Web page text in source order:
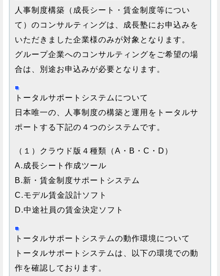
人事制度構築（成長シート・賃金制度等につい
て）のコンサルティングは、成長塾にお申込みを
いただきました企業様のみが対象となります。
グループ企業へのコンサルティングをご希望の場
合は、別途お申込みが必要となります。
トータルサポートシステムについて
日本唯一の、人事制度の構築と運用をトータルサ
ポートする下記の４つのシステムです。
（１）クラウド版４種類（A・B・C・D）
A.成長シート作成ツール
B.新・賃金制度サポートシステム
C.モデル賃金設計ソフト
D.中途社員の賃金決定ソフト
トータルサポートシステムの動作環境について
トータルサポートシステムは、以下の環境での動
作を確認しております。